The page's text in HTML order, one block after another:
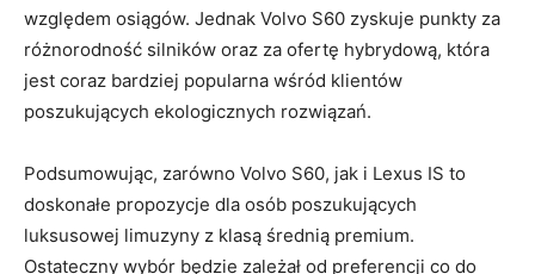
względem osiągów. Jednak Volvo S60 zyskuje⁣ punkty za
⁣różnorodność silników ‍oraz za ofertę hybrydową, ‍która‌
jest⁣ coraz bardziej popularna wśród ⁣klientów
poszukujących ekologicznych rozwiązań.
Podsumowując,‍ zarówno Volvo S60, ⁣jak ​i Lexus ⁢IS to
⁣doskonałe propozycje dla osób ​poszukujących
luksusowej limuzyny z klasą średnią premium.
Ostateczny wybór będzie⁢ zależał od ‍preferencji co do